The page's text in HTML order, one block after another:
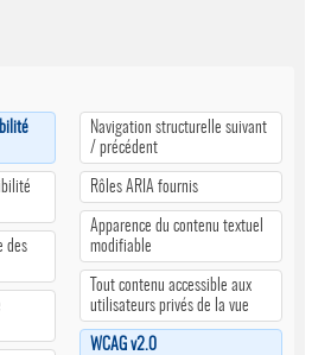
des
Navigation structurelle suivant
/ précédent
Rôles ARIA fournis
Apparence du contenu textuel
modifiable
Tout contenu accessible aux
utilisateurs privés de la vue
WCAG v2.0